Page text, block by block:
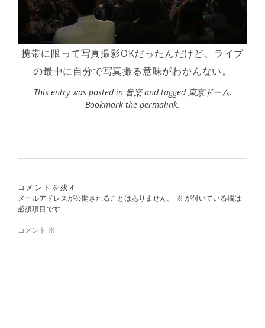
携帯に限って写真撮影OKだったんだけど、ライブ
の最中に自分で写真撮る意味がわかんない。
This entry was posted in 音楽and tagged 東京ドーム.
Bookmark the permalink.
コメントを残す
メールアドレスが公開されることはありません。
※ が付いている欄は
必須項目です
コメント ※